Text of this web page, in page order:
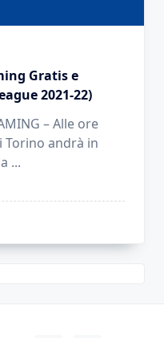
Gratis e
2021-22)
– Alle ore
Torino andrà in
...